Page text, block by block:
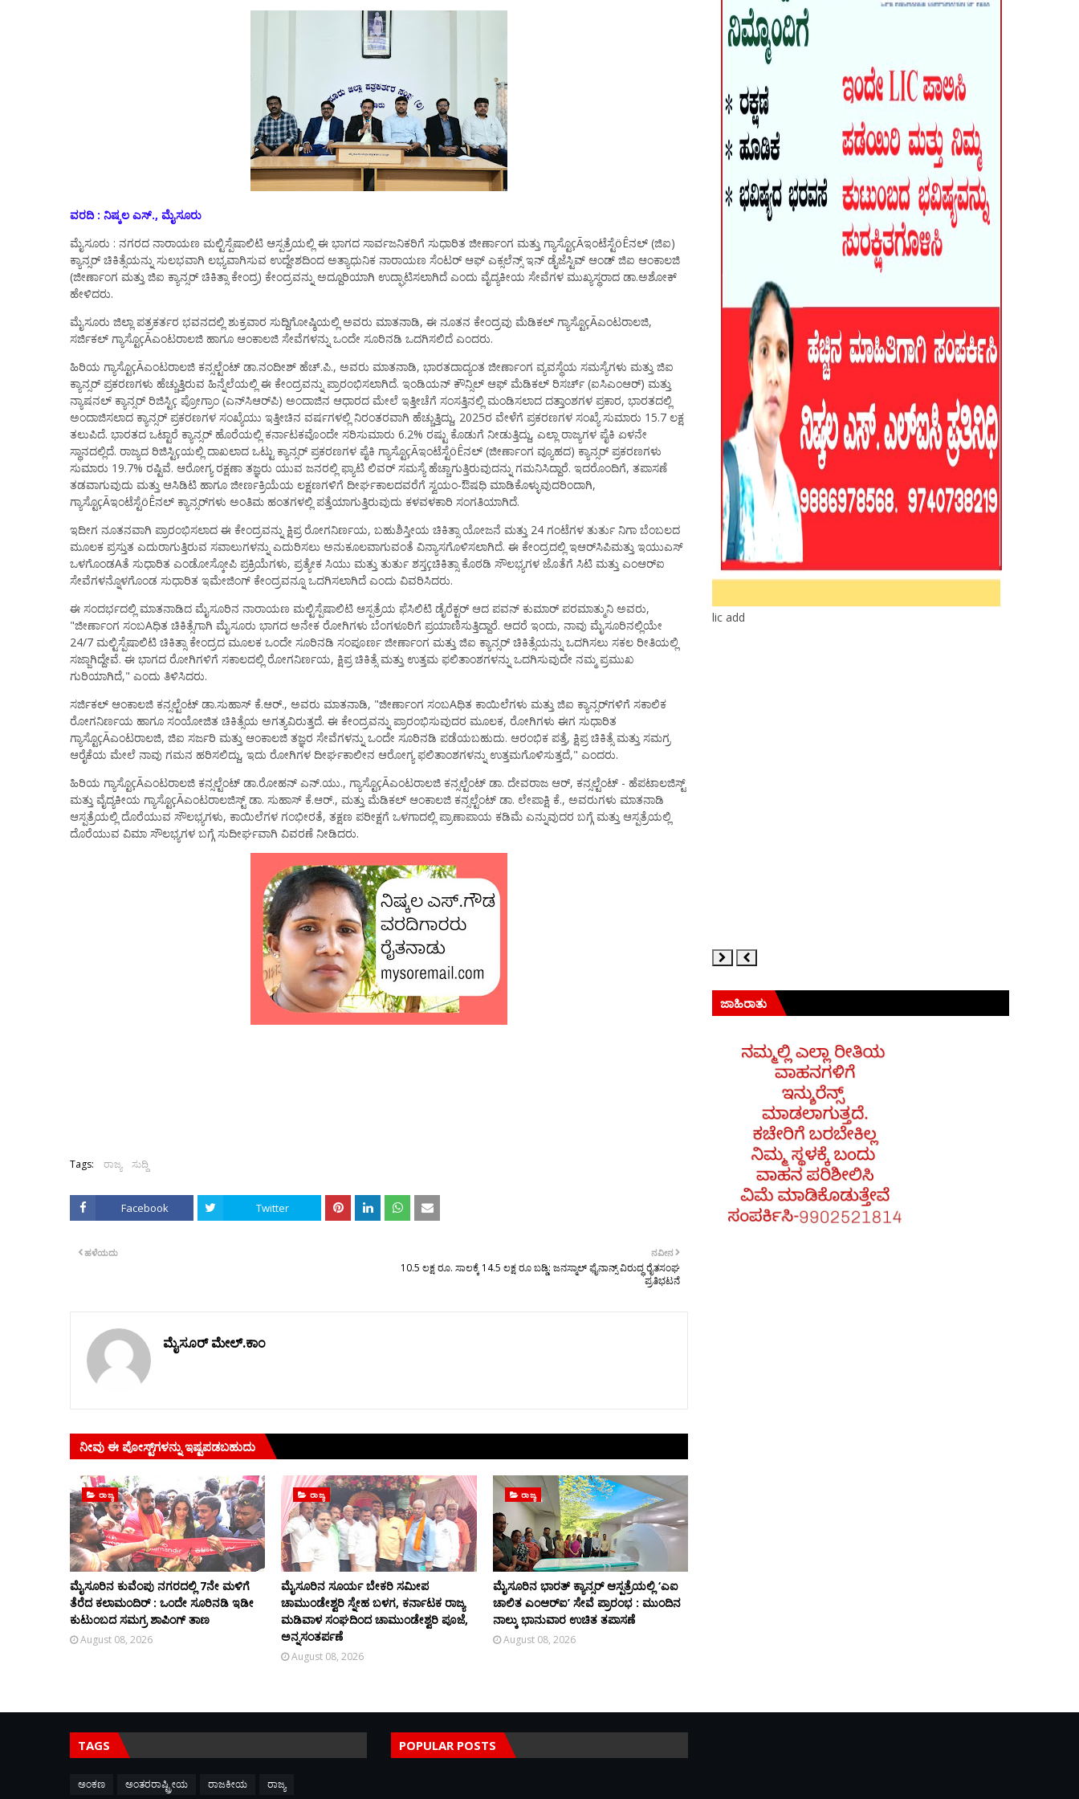
ವರದಿ : ನಿಷ್ಕಲ ಎಸ್., ಮೈಸೂರು
ಮೈಸೂರು : ನಗರದ ನಾರಾಯಣ ಮಲ್ಟಿಸ್ಪೆಷಾಲಿಟಿ ಆಸ್ಪತ್ರೆಯಲ್ಲಿ ಈ ಭಾಗದ ಸಾರ್ವಜನಿಕರಿಗೆ ಸುಧಾರಿತ ಜೀರ್ಣಾಂಗ ಮತ್ತು ಗ್ಯಾಸ್ಟೊçÃಇಂಟೆಸ್ಟೆöÊನಲ್ (ಜಿಐ)
ಕ್ಯಾನ್ಸರ್ ಚಿಕಿತ್ಸೆಯನ್ನು ಸುಲಭವಾಗಿ ಲಭ್ಯವಾಗಿಸುವ ಉದ್ದೇಶದಿಂದ ಅತ್ಯಾಧುನಿಕ ನಾರಾಯಣ ಸೆಂಟರ್ ಆಫ್ ಎಕ್ಸಲೆನ್ಸ್ ಇನ್ ಡೈಜೆಸ್ಟಿವ್ ಆಂಡ್ ಜಿಐ ಆಂಕಾಲಜಿ
(ಜೀರ್ಣಾಂಗ ಮತ್ತು ಜಿಐ ಕ್ಯಾನ್ಸರ್ ಚಿಕಿತ್ಸಾ ಕೇಂದ್ರ) ಕೇಂದ್ರವನ್ನು ಅದ್ದೂರಿಯಾಗಿ ಉದ್ಘಾಟಿಸಲಾಗಿದೆ ಎಂದು ವೈದ್ಯಕೀಯ ಸೇವೆಗಳ ಮುಖ್ಯಸ್ಥರಾದ ಡಾ.ಅಶೋಕ್
ಹೇಳಿದರು.
ಮೈಸೂರು ಜಿಲ್ಲಾ ಪತ್ರಕರ್ತರ ಭವನದಲ್ಲಿ ಶುಕ್ರವಾರ ಸುದ್ದಿಗೋಷ್ಠಿಯಲ್ಲಿ ಅವರು ಮಾತನಾಡಿ, ಈ ನೂತನ ಕೇಂದ್ರವು ಮೆಡಿಕಲ್ ಗ್ಯಾಸ್ಟೊçÃಎಂಟರಾಲಜಿ,
ಸರ್ಜಿಕಲ್ ಗ್ಯಾಸ್ಟೊçÃಎಂಟರಾಲಜಿ ಹಾಗೂ ಆಂಕಾಲಜಿ ಸೇವೆಗಳನ್ನು ಒಂದೇ ಸೂರಿನಡಿ ಒದಗಿಸಲಿದೆ ಎಂದರು.
ಹಿರಿಯ ಗ್ಯಾಸ್ಟೊçÃಎಂಟರಾಲಜಿ ಕನ್ಸಲ್ಟೆಂಟ್ ಡಾ.ನಂದೀಶ್ ಹೆಚ್.ಪಿ., ಅವರು ಮಾತನಾಡಿ, ಭಾರತದಾದ್ಯಂತ ಜೀರ್ಣಾಂಗ ವ್ಯವಸ್ಥೆಯ ಸಮಸ್ಯೆಗಳು ಮತ್ತು ಜಿಐ
ಕ್ಯಾನ್ಸರ್ ಪ್ರಕರಣಗಳು ಹೆಚ್ಚುತ್ತಿರುವ ಹಿನ್ನೆಲೆಯಲ್ಲಿ ಈ ಕೇಂದ್ರವನ್ನು ಪ್ರಾರಂಭಿಸಲಾಗಿದೆ. ಇಂಡಿಯನ್ ಕೌನ್ಸಿಲ್ ಆಫ್ ಮೆಡಿಕಲ್ ರಿಸರ್ಚ್ (ಐಸಿಎಂಆರ್) ಮತ್ತು
ನ್ಯಾಷನಲ್ ಕ್ಯಾನ್ಸರ್ ರಿಜಿಸ್ಟಿç ಪ್ರೋಗ್ರಾಂ (ಎನ್‌ಸಿಆರ್‌ಪಿ) ಅಂದಾಜಿನ ಆಧಾರದ ಮೇಲೆ ಇತ್ತೀಚೆಗೆ ಸಂಸತ್ತಿನಲ್ಲಿ ಮಂಡಿಸಲಾದ ದತ್ತಾಂಶಗಳ ಪ್ರಕಾರ, ಭಾರತದಲ್ಲಿ
ಅಂದಾಜಿಸಲಾದ ಕ್ಯಾನ್ಸರ್ ಪ್ರಕರಣಗಳ ಸಂಖ್ಯೆಯು ಇತ್ತೀಚಿನ ವರ್ಷಗಳಲ್ಲಿ ನಿರಂತರವಾಗಿ ಹೆಚ್ಚುತ್ತಿದ್ದು, 2025ರ ವೇಳೆಗೆ ಪ್ರಕರಣಗಳ ಸಂಖ್ಯೆ ಸುಮಾರು 15.7 ಲಕ್ಷ
ತಲುಪಿದೆ. ಭಾರತದ ಒಟ್ಟಾರೆ ಕ್ಯಾನ್ಸರ್ ಹೊರೆಯಲ್ಲಿ ಕರ್ನಾಟಕವೊಂದೇ ಸರಿಸುಮಾರು 6.2% ರಷ್ಟು ಕೊಡುಗೆ ನೀಡುತ್ತಿದ್ದು, ಎಲ್ಲಾ ರಾಜ್ಯಗಳ ಪೈಕಿ ಏಳನೇ
ಸ್ಥಾನದಲ್ಲಿದೆ. ರಾಜ್ಯದ ರಿಜಿಸ್ಟಿçಯಲ್ಲಿ ದಾಖಲಾದ ಒಟ್ಟು ಕ್ಯಾನ್ಸರ್ ಪ್ರಕರಣಗಳ ಪೈಕಿ ಗ್ಯಾಸ್ಟೊçÃಇಂಟೆಸ್ಟೆöÊನಲ್ (ಜೀರ್ಣಾಂಗ ವ್ಯೂಹದ) ಕ್ಯಾನ್ಸರ್ ಪ್ರಕರಣಗಳು
ಸುಮಾರು 19.7% ರಷ್ಟಿವೆ. ಆರೋಗ್ಯ ರಕ್ಷಣಾ ತಜ್ಞರು ಯುವ ಜನರಲ್ಲಿ ಫ್ಯಾಟಿ ಲಿವರ್ ಸಮಸ್ಯೆ ಹೆಚ್ಚಾಗುತ್ತಿರುವುದನ್ನು ಗಮನಿಸಿದ್ದಾರೆ. ಇದರೊಂದಿಗೆ, ತಪಾಸಣೆ
ತಡವಾಗುವುದು ಮತ್ತು ಆಸಿಡಿಟಿ ಹಾಗೂ ಜೀರ್ಣಕ್ರಿಯೆಯ ಲಕ್ಷಣಗಳಿಗೆ ದೀರ್ಘಕಾಲದವರೆಗೆ ಸ್ವಯಂ-ಔಷಧಿ ಮಾಡಿಕೊಳ್ಳುವುದರಿಂದಾಗಿ,
ಗ್ಯಾಸ್ಟೊçÃಇಂಟೆಸ್ಟೆöÊನಲ್ ಕ್ಯಾನ್ಸರ್‌ಗಳು ಅಂತಿಮ ಹಂತಗಳಲ್ಲಿ ಪತ್ತೆಯಾಗುತ್ತಿರುವುದು ಕಳವಳಕಾರಿ ಸಂಗತಿಯಾಗಿದೆ.
ಇದೀಗ ನೂತನವಾಗಿ ಪ್ರಾರಂಭಿಸಲಾದ ಈ ಕೇಂದ್ರವನ್ನು ಕ್ಷಿಪ್ರ ರೋಗನಿರ್ಣಯ, ಬಹುಶಿಸ್ತೀಯ ಚಿಕಿತ್ಸಾ ಯೋಜನೆ ಮತ್ತು 24 ಗಂಟೆಗಳ ತುರ್ತು ನಿಗಾ ಬೆಂಬಲದ
ಮೂಲಕ ಪ್ರಸ್ತುತ ಎದುರಾಗುತ್ತಿರುವ ಸವಾಲುಗಳನ್ನು ಎದುರಿಸಲು ಅನುಕೂಲವಾಗುವಂತೆ ವಿನ್ಯಾಸಗೊಳಿಸಲಾಗಿದೆ. ಈ ಕೇಂದ್ರದಲ್ಲಿ ಇಆರ್‌ಸಿಪಿಮತ್ತು ಇಯುಎಸ್
ಒಳಗೊಂಡAತೆ ಸುಧಾರಿತ ಎಂಡೋಸ್ಕೋಪಿ ಪ್ರಕ್ರಿಯೆಗಳು, ಪ್ರತ್ಯೇಕ ಸಿಯು ಮತ್ತು ತುರ್ತು ಶಸ್ತçಚಿಕಿತ್ಸಾ ಕೊಠಡಿ ಸೌಲಭ್ಯಗಳ ಜೊತೆಗೆ ಸಿಟಿ ಮತ್ತು ಎಂಆರ್‌ಐ
ಸೇವೆಗಳನ್ನೊಳಗೊಂಡ ಸುಧಾರಿತ ಇಮೇಜಿಂಗ್ ಕೇಂದ್ರವನ್ನೂ ಒದಗಿಸಲಾಗಿದೆ ಎಂದು ವಿವರಿಸಿದರು.
ಈ ಸಂದರ್ಭದಲ್ಲಿ ಮಾತನಾಡಿದ ಮೈಸೂರಿನ ನಾರಾಯಣ ಮಲ್ಟಿಸ್ಪೆಷಾಲಿಟಿ ಆಸ್ಪತ್ರೆಯ ಫೆಸಿಲಿಟಿ ಡೈರೆಕ್ಟರ್ ಆದ ಪವನ್ ಕುಮಾರ್ ಪರಮಾತ್ಮುನಿ ಅವರು,
"ಜೀರ್ಣಾಂಗ ಸಂಬAಧಿತ ಚಿಕಿತ್ಸೆಗಾಗಿ ಮೈಸೂರು ಭಾಗದ ಅನೇಕ ರೋಗಿಗಳು ಬೆಂಗಳೂರಿಗೆ ಪ್ರಯಾಣಿಸುತ್ತಿದ್ದಾರೆ. ಆದರೆ ಇಂದು, ನಾವು ಮೈಸೂರಿನಲ್ಲಿಯೇ
24/7 ಮಲ್ಟಿಸ್ಪೆಷಾಲಿಟಿ ಚಿಕಿತ್ಸಾ ಕೇಂದ್ರದ ಮೂಲಕ ಒಂದೇ ಸೂರಿನಡಿ ಸಂಪೂರ್ಣ ಜೀರ್ಣಾಂಗ ಮತ್ತು ಜಿಐ ಕ್ಯಾನ್ಸರ್ ಚಿಕಿತ್ಸೆಯನ್ನು ಒದಗಿಸಲು ಸಕಲ ರೀತಿಯಲ್ಲಿ
ಸಜ್ಜಾಗಿದ್ದೇವೆ. ಈ ಭಾಗದ ರೋಗಿಗಳಿಗೆ ಸಕಾಲದಲ್ಲಿ ರೋಗನಿರ್ಣಯ, ಕ್ಷಿಪ್ರ ಚಿಕಿತ್ಸೆ ಮತ್ತು ಉತ್ತಮ ಫಲಿತಾಂಶಗಳನ್ನು ಒದಗಿಸುವುದೇ ನಮ್ಮ ಪ್ರಮುಖ
ಗುರಿಯಾಗಿದೆ," ಎಂದು ತಿಳಿಸಿದರು.
ಸರ್ಜಿಕಲ್ ಆಂಕಾಲಜಿ ಕನ್ಸಲ್ಟೆಂಟ್ ಡಾ.ಸುಹಾಸ್ ಕೆ.ಆರ್., ಅವರು ಮಾತನಾಡಿ, "ಜೀರ್ಣಾಂಗ ಸಂಬAಧಿತ ಕಾಯಿಲೆಗಳು ಮತ್ತು ಜಿಐ ಕ್ಯಾನ್ಸರ್‌ಗಳಿಗೆ ಸಕಾಲಿಕ
ರೋಗನಿರ್ಣಯ ಹಾಗೂ ಸಂಯೋಜಿತ ಚಿಕಿತ್ಸೆಯ ಅಗತ್ಯವಿರುತ್ತದೆ. ಈ ಕೇಂದ್ರವನ್ನು ಪ್ರಾರಂಭಿಸುವುದರ ಮೂಲಕ, ರೋಗಿಗಳು ಈಗ ಸುಧಾರಿತ
ಗ್ಯಾಸ್ಟೊçÃಎಂಟರಾಲಜಿ, ಜಿಐ ಸರ್ಜರಿ ಮತ್ತು ಆಂಕಾಲಜಿ ತಜ್ಞರ ಸೇವೆಗಳನ್ನು ಒಂದೇ ಸೂರಿನಡಿ ಪಡೆಯಬಹುದು. ಆರಂಭಿಕ ಪತ್ತೆ, ಕ್ಷಿಪ್ರ ಚಿಕಿತ್ಸೆ ಮತ್ತು ಸಮಗ್ರ
ಆರೈಕೆಯ ಮೇಲೆ ನಾವು ಗಮನ ಹರಿಸಲಿದ್ದು, ಇದು ರೋಗಿಗಳ ದೀರ್ಘಕಾಲೀನ ಆರೋಗ್ಯ ಫಲಿತಾಂಶಗಳನ್ನು ಉತ್ತಮಗೊಳಿಸುತ್ತದೆ," ಎಂದರು.
ಹಿರಿಯ ಗ್ಯಾಸ್ಟೊçÃಎಂಟರಾಲಜಿ ಕನ್ಸಲ್ಟೆಂಟ್ ಡಾ.ರೋಹನ್ ಎನ್.ಯು., ಗ್ಯಾಸ್ಟೊçÃಎಂಟರಾಲಜಿ ಕನ್ಸಲ್ಟೆಂಟ್ ಡಾ. ದೇವರಾಜ ಆರ್, ಕನ್ಸಲ್ಟೆಂಟ್ - ಹೆಪಟಾಲಜಿಸ್ಟ್
ಮತ್ತು ವೈದ್ಯಕೀಯ ಗ್ಯಾಸ್ಟೊçÃಎಂಟರಾಲಜಿಸ್ಟ್ ಡಾ. ಸುಹಾಸ್ ಕೆ.ಆರ್., ಮತ್ತು ಮೆಡಿಕಲ್ ಆಂಕಾಲಜಿ ಕನ್ಸಲ್ಟೆಂಟ್ ಡಾ. ಲೇಪಾಕ್ಷಿ ಕೆ., ಅವರುಗಳು ಮಾತನಾಡಿ
ಆಸ್ಪತ್ರೆಯಲ್ಲಿ ದೊರೆಯುವ ಸೌಲಭ್ಯಗಳು, ಕಾಯಿಲೆಗಳ ಗಂಭೀರತೆ, ತಕ್ಷಣ ಪರೀಕ್ಷಗೆ ಒಳಗಾದಲ್ಲಿ ಪ್ರಾಣಾಪಾಯ ಕಡಿಮೆ ಎನ್ನುವುದರ ಬಗ್ಗೆ ಮತ್ತು ಆಸ್ಪತ್ರೆಯಲ್ಲಿ
ದೊರೆಯುವ ವಿಮಾ ಸೌಲಭ್ಯಗಳ ಬಗ್ಗೆ ಸುದೀರ್ಘವಾಗಿ ವಿವರಣೆ ನೀಡಿದರು.
Tags: ರಾಜ್ಯ ಸುದ್ದಿ
Facebook Twitter
ನವೀನ
10.5 ಲಕ್ಷ ರೂ. ಸಾಲಕ್ಕೆ 14.5 ಲಕ್ಷ ರೂ ಬಡ್ಡಿ: ಜನಸ್ಮಾಲ್ ಫೈನಾನ್ಸ್ ವಿರುದ್ಧ ರೈತಸಂಘ
ಪ್ರತಿಭಟನೆ
ಹಳೆಯದು
ಮೈಸೂರ್ ಮೇಲ್.ಕಾಂ
ನೀವು ಈ ಪೋಸ್ಟ್‌ಗಳನ್ನು ಇಷ್ಟಪಡಬಹುದು
ರಾಜ್ಯ
ಮೈಸೂರಿನ ಕುವೆಂಪು ನಗರದಲ್ಲಿ 7ನೇ ಮಳಿಗೆ
ತೆರೆದ ಕಲಾಮಂದಿರ್ : ಒಂದೇ ಸೂರಿನಡಿ ಇಡೀ
ಕುಟುಂಬದ ಸಮಗ್ರ ಶಾಪಿಂಗ್ ತಾಣ
August 08, 2026
ರಾಜ್ಯ
ಮೈಸೂರಿನ ಸೂರ್ಯ ಬೇಕರಿ ಸಮೀಪ
ಚಾಮುಂಡೇಶ್ವರಿ ಸ್ನೇಹ ಬಳಗ, ಕರ್ನಾಟಕ ರಾಜ್ಯ
ಮಡಿವಾಳ ಸಂಘದಿಂದ ಚಾಮುಂಡೇಶ್ವರಿ ಪೂಜೆ,
ಅನ್ನಸಂತರ್ಪಣೆ
August 08, 2026
ರಾಜ್ಯ
ಮೈಸೂರಿನ ಭಾರತ್ ಕ್ಯಾನ್ಸರ್ ಆಸ್ಪತ್ರೆಯಲ್ಲಿ ‘ಎಐ
ಚಾಲಿತ ಎಂಆರ್‌ಐ’ ಸೇವೆ ಪ್ರಾರಂಭ : ಮುಂದಿನ
ನಾಲ್ಕು ಭಾನುವಾರ ಉಚಿತ ತಪಾಸಣೆ
August 08, 2026
lic add
ಜಾಹಿರಾತು
TAGS
ಅಂಕಣ ಅಂತರರಾಷ್ಟ್ರೀಯ ರಾಜಕೀಯ ರಾಜ್ಯ
POPULAR POSTS